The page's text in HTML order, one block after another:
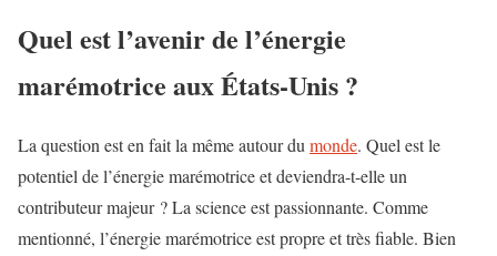
Quel est l’avenir de l’énergie
marémotrice aux États-Unis ?
La question est en fait la même autour dumonde. Quel est le
potentiel de l’énergie marémotrice et deviendra-t-elle un
contributeur majeur ? La science est passionnante. Comme
mentionné, l’énergie marémotrice est propre et très fiable. Bien